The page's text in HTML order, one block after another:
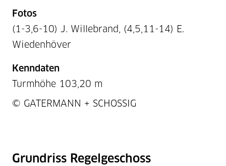
Fotos
(1-3,6-10) J. Willebrand, (4,5,11-14) E.
Wiedenhöver
Kenndaten
Turmhöhe 103,20 m
Projektnummer / Copyright
© GATERMANN + SCHOSSIG
Grundriss Regelgeschoss